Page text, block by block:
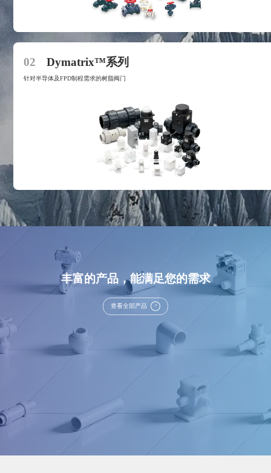
02 Dymatrix™系列
针对半导体及FPD制程需求的树脂阀门
丰富的产品，能满足您的需求
查看全部产品